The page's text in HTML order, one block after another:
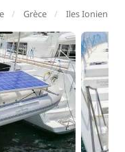
Grèce Iles Ioniennes